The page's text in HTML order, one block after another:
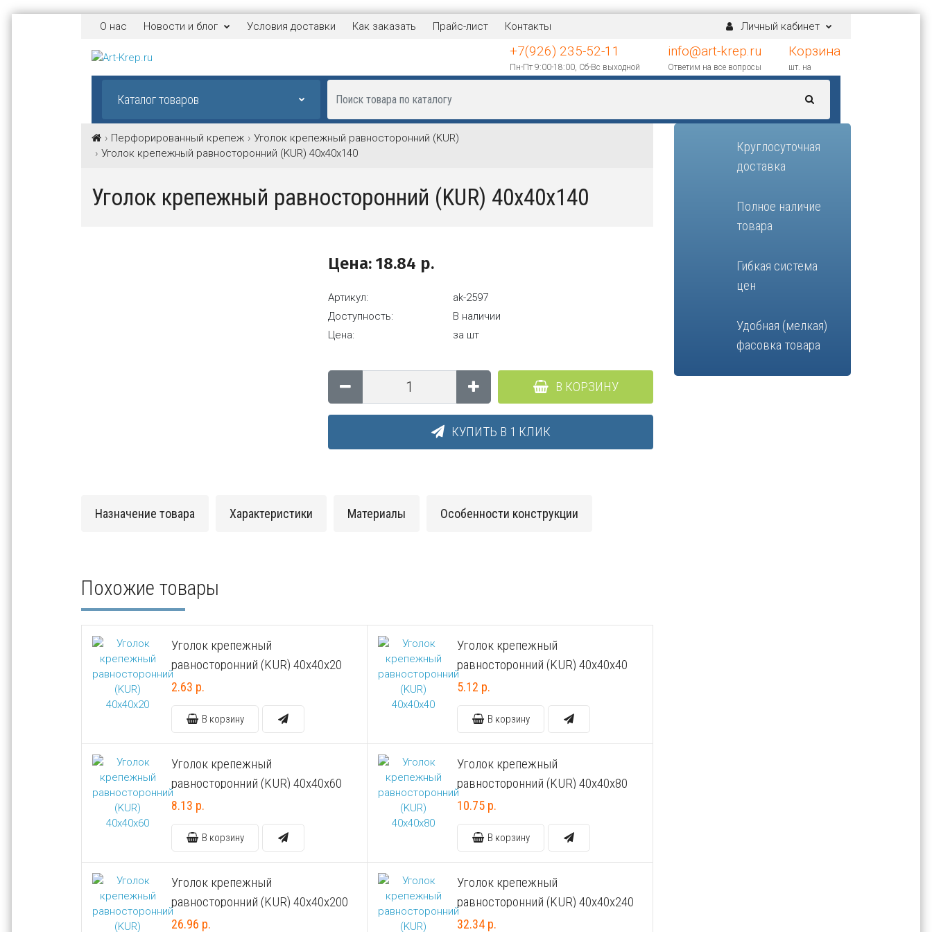
О нас Новости и блог Условия доставки Как заказать Прайс-лист Контакты Личный кабинет
+7(926) 235-52-11
Пн-Пт 9:00-18:00, Сб-Вс выходной
info@art-krep.ru
Ответим на все вопросы
Корзина
шт. на
Каталог товаров
Перфорированный крепеж
Уголок крепежный равносторонний (KUR)
Уголок крепежный равносторонний (KUR) 40х40х140
Уголок крепежный равносторонний (KUR) 40х40х140
Цена:18.84 р.
Артикул:
ak-2597
Доступность:
В наличии
Цена:
за шт
В КОРЗИНУ
КУПИТЬ В 1 КЛИК
Назначение товара Характеристики Материалы Особенности конструкции
Похожие товары
Уголок крепежный
равносторонний (KUR) 40х40х20
2.63 р.
В корзину
Уголок крепежный
равносторонний (KUR) 40х40х40
5.12 р.
В корзину
Уголок крепежный
равносторонний (KUR) 40х40х60
8.13 р.
В корзину
Уголок крепежный
равносторонний (KUR) 40х40х80
10.75 р.
В корзину
Уголок крепежный
равносторонний (KUR) 40х40х200
26.96 р.
Уголок крепежный
равносторонний (KUR) 40х40х240
32.34 р.
Круглосуточная
доставка
Полное наличие
товара
Гибкая система
цен
Удобная (мелкая)
фасовка товара